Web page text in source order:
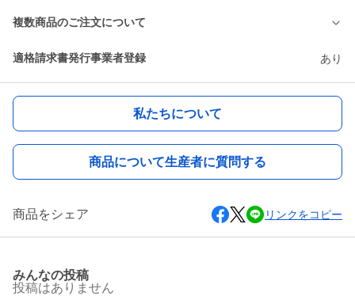
複数商品のご注文について
適格請求書発行事業者登録 あり
私たちについて
商品について生産者に質問する
商品をシェア リンクをコピー
みんなの投稿
投稿はありません